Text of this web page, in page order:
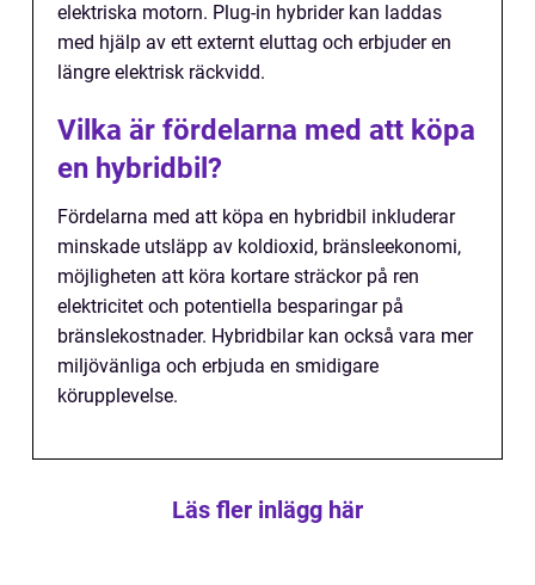
elektriska motorn. Plug-in hybrider kan laddas
med hjälp av ett externt eluttag och erbjuder en
längre elektrisk räckvidd.
Vilka är fördelarna med att köpa
en hybridbil?
Fördelarna med att köpa en hybridbil inkluderar
minskade utsläpp av koldioxid, bränsleekonomi,
möjligheten att köra kortare sträckor på ren
elektricitet och potentiella besparingar på
bränslekostnader. Hybridbilar kan också vara mer
miljövänliga och erbjuda en smidigare
körupplevelse.
Läs fler inlägg här